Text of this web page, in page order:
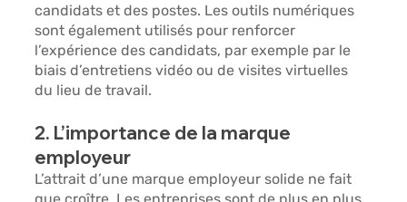
candidats et des postes. Les outils numériques
sont également utilisés pour renforcer
l’expérience des candidats, par exemple par le
biais d’entretiens vidéo ou de visites virtuelles
du lieu de travail.
2. L’importance de la marque
employeur
L’attrait d’une marque employeur solide ne fait